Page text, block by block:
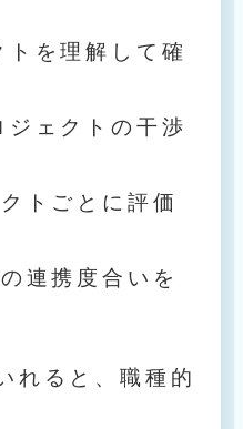
を理解して確
ェクトの干渉
トごとに評価
連携度合いを
れると、職種的